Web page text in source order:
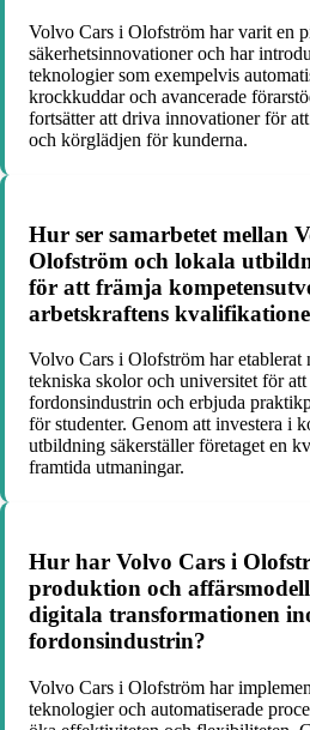
Volvo Cars i Olofström har varit en
säkerhetsinnovationer och har
teknologier som exempelvis
krockkuddar och avancerade
fortsätter att driva innovationer för
och körglädjen för kunderna.
Hur ser samarbetet mellan
Olofström och lokala
för att främja
arbetskraftens
Volvo Cars i Olofström har etablerat
tekniska skolor och universitet för
fordonsindustrin och erbjuda
för studenter. Genom att investera i
utbildning säkerställer företaget en
framtida utmaningar.
Hur har Volvo Cars i
produktion och
digitala transformationen
fordonsindustrin?
Volvo Cars i Olofström har
teknologier och automatiserade